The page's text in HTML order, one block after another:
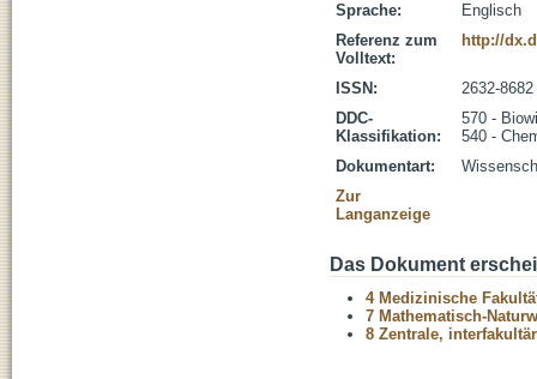
Sprache:
Englisch
Referenz zum
Volltext:
http://
ISSN:
2632-8682
DDC-
Klassifikation:
570 -
540 -
Dokumentart:
Zur
Langanzeige
Das Dokument
4 Medizinische
7 Mathematisch-
8 Zentrale,